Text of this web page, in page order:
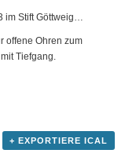
im Stift Göttweig…
offene Ohren zum
Tiefgang.
+ EXPORTIERE ICAL